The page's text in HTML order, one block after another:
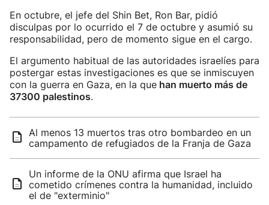
En octubre, el jefe del Shin Bet, Ron Bar, pidió
disculpas por lo ocurrido el 7 de octubre y asumió su
responsabilidad, pero de momento sigue en el cargo.
El argumento habitual de las autoridades israelíes para
postergar estas investigaciones es que se inmiscuyen
con la guerra en Gaza, en la que han muerto más de
37300 palestinos.
Al menos 13 muertos tras otro bombardeo en un
campamento de refugiados de la Franja de Gaza
Un informe de la ONU afirma que Israel ha
cometido crímenes contra la humanidad, incluido
el de "exterminio"